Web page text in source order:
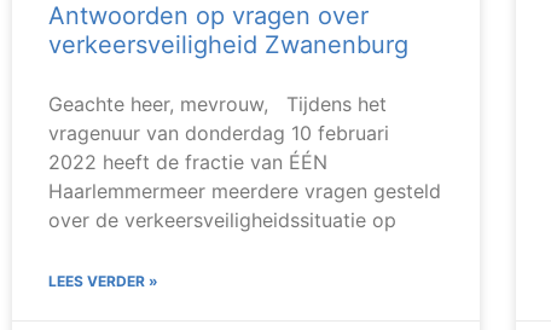
Antwoorden op vragen over
verkeersveiligheid Zwanenburg
Geachte heer, mevrouw, Tijdens het
vragenuur van donderdag 10 februari
2022 heeft de fractie van ÉÉN
Haarlemmermeer meerdere vragen gesteld
over de verkeersveiligheidssituatie op
LEES VERDER »